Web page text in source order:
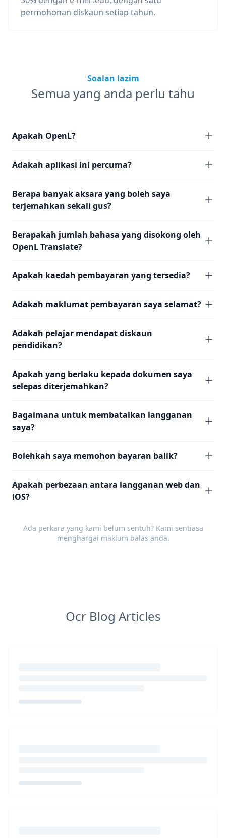
permohonan diskaun setiap tahun.
Soalan lazim
Semua yang anda perlu tahu
Apakah OpenL?
Adakah aplikasi ini percuma?
Berapa banyak aksara yang boleh saya
terjemahkan sekali gus?
Berapakah jumlah bahasa yang disokong oleh
OpenL Translate?
Apakah kaedah pembayaran yang tersedia?
Adakah maklumat pembayaran saya selamat?
Adakah pelajar mendapat diskaun
pendidikan?
Apakah yang berlaku kepada dokumen saya
selepas diterjemahkan?
Bagaimana untuk membatalkan langganan
saya?
Bolehkah saya memohon bayaran balik?
Apakah perbezaan antara langganan web dan
iOS?
Ada perkara yang kami belum sentuh? Kami sentiasa
menghargai maklum balas anda.
Ocr Blog Articles